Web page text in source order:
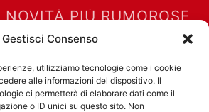
Gestisci Consenso
utilizziamo tecnologie come i cookie
alle informazioni del dispositivo. Il
ci permetterà di elaborare dati come il
o ID unici su questo sito. Non
NOVITÀ PIÙ RUMOROSE
SETTIMANA CON
DAYS | 6-07-2021